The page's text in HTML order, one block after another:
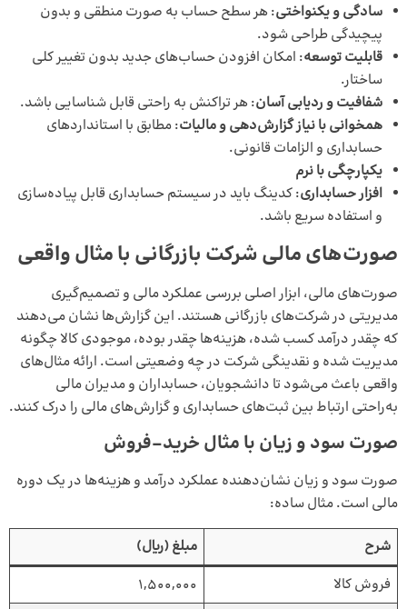
سادگی و یکنواختی: هر سطح حساب به صورت منطقی و بدون
پیچیدگی طراحی شود.
قابلیت توسعه: امکان افزودن حساب‌های جدید بدون تغییر کلی
ساختار.
شفافیت و ردیابی آسان: هر تراکنش به راحتی قابل شناسایی باشد.
همخوانی با نیاز گزارش‌دهی و مالیات: مطابق با استانداردهای
حسابداری و الزامات قانونی.
یکپارچگی با نرم
افزار حسابداری: کدینگ باید در سیستم حسابداری قابل پیاده‌سازی
و استفاده سریع باشد.
صورت‌های مالی شرکت بازرگانی با مثال واقعی
صورت‌های مالی، ابزار اصلی بررسی عملکرد مالی و تصمیم‌گیری
مدیریتی در شرکت‌های بازرگانی هستند. این گزارش‌ها نشان می‌دهند
که چقدر درآمد کسب شده، هزینه‌ها چقدر بوده، موجودی کالا چگونه
مدیریت شده و نقدینگی شرکت در چه وضعیتی است. ارائه مثال‌های
واقعی باعث می‌شود تا دانشجویان، حسابداران و مدیران مالی
به‌راحتی ارتباط بین ثبت‌های حسابداری و گزارش‌های مالی را درک کنند.
صورت سود و زیان با مثال خرید–فروش
صورت سود و زیان نشان‌دهنده عملکرد درآمد و هزینه‌ها در یک دوره
مالی است. مثال ساده:
شرح
مبلغ (ریال)
فروش کالا
1,500,000